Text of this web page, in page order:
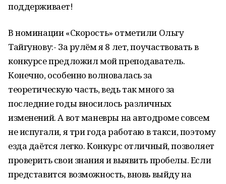
поддерживает!
В номинации «Скорость» отметили Ольгу
Тайгунову:- За рулём я 8 лет, поучаствовать в
конкурсе предложил мой преподаватель.
Конечно, особенно волновалась за
теоретическую часть, ведь так много за
последние годы вносилось различных
изменений. А вот маневры на автодроме совсем
не испугали, я три года работаю в такси, поэтому
езда даётся легко. Конкурс отличный, позволяет
проверить свои знания и выявить пробелы. Если
представится возможность, вновь выйду на